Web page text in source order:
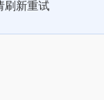
刷新重试